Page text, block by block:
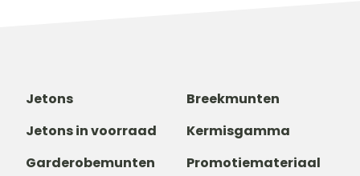
Jetons
Breekmunten
Jetons in voorraad
Kermisgamma
Garderobemunten
Promotiemateriaal